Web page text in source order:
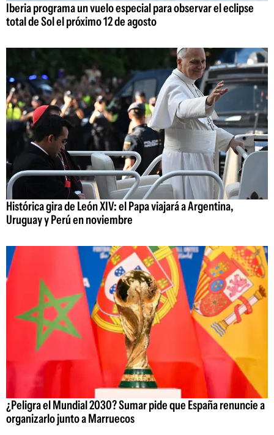
Iberia programa un vuelo especial para observar el eclipse
total de Sol el próximo 12 de agosto
Histórica gira de León XIV: el Papa viajará a Argentina,
Uruguay y Perú en noviembre
¿Peligra el Mundial 2030? Sumar pide que España renuncie a
organizarlo junto a Marruecos